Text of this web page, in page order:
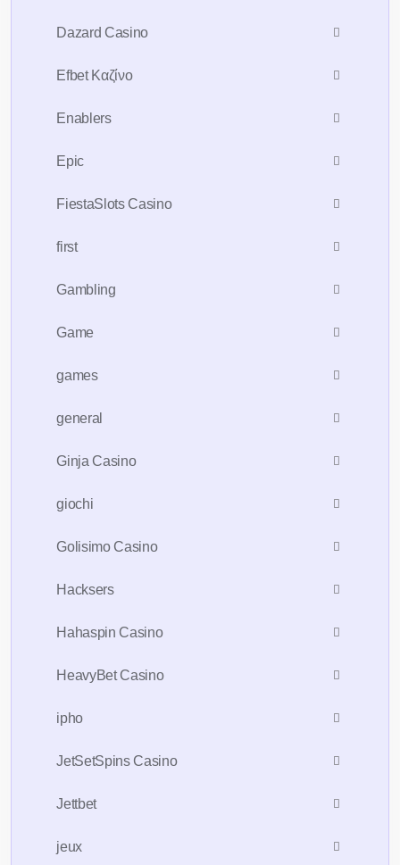
Dazard Casino
Efbet Καζίνο
Enablers
Epic
FiestaSlots Casino
first
Gambling
Game
games
general
Ginja Casino
giochi
Golisimo Casino
Hacksers
Hahaspin Casino
HeavyBet Casino
ipho
JetSetSpins Casino
Jettbet
jeux